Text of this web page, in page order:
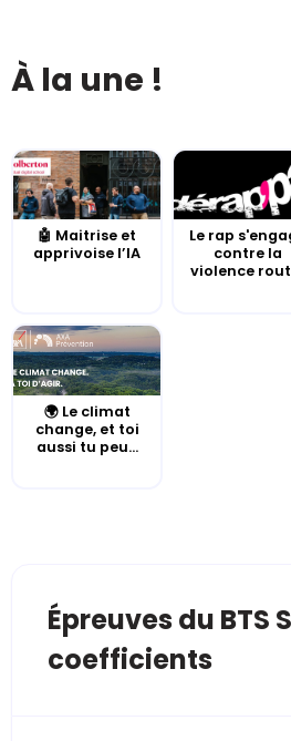
À la une !
🤖 Maitrise et
apprivoise l’IA
Le rap
contre la
violence
🌍 Le climat
change, et toi
aussi tu peu...
Épreuves du BTS
coefficients